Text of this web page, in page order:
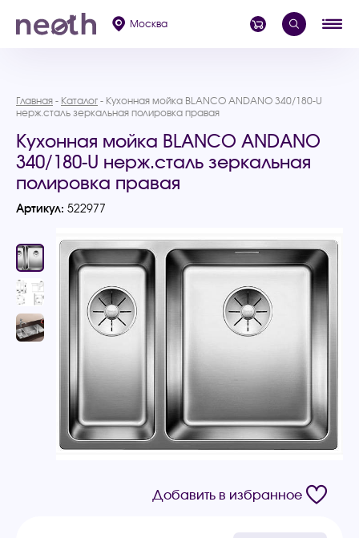
Москва
Главная Каталог
Кухонная мойка BLANCO ANDANO 340/180-U
нерж.сталь зеркальная полировка правая
Кухонная мойка BLANCO ANDANO
340/180-U нерж.сталь зеркальная
полировка правая
Артикул: 522977
Добавить в избранное